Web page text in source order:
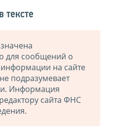
тексте
для сообщений о
на сайте
подразумевает
Информация
сайта ФНС